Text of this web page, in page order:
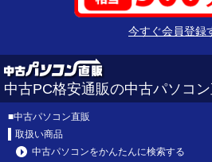
今すぐ会員登録
中古PC格安通販の中古パソコ
■中古パソコン直販
取扱い商品
中古パソコンをかんたんに検索する